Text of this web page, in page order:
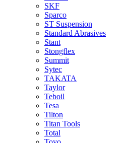
SKF
Sparco
ST Suspension
Standard Abrasives
Stant
Stongflex
Summit
Sytec
TAKATA
Taylor
Teboil
Tesa
Tilton
Titan Tools
Total